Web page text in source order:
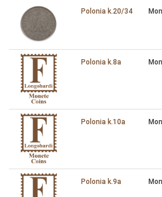
Polonia k.20/34
Polonia k.8a
Polonia k.10a
Polonia k.9a